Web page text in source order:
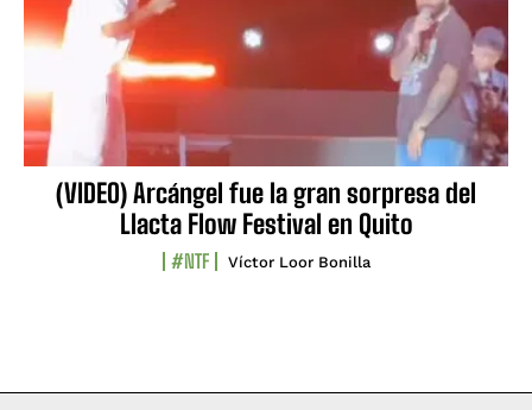
(VIDEO) Arcángel fue la gran sorpresa del
Llacta Flow Festival en Quito
#NTF Víctor Loor Bonilla